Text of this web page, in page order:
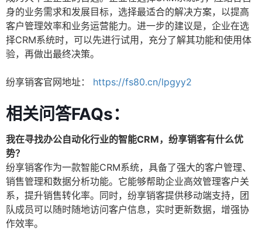
身的业务需求和发展目标，选择最适合的解决方案，以提高
客户管理效率和业务运营能力。进一步的建议是，企业在选
择CRM系统时，可以先进行试用，充分了解其功能和使用体
验，再做出最终决策。
纷享销客官网地址： https://fs80.cn/lpgyy2
相关问答FAQs：
我在寻找办公自动化行业的智能CRM，纷享销客有什么优
势？
纷享销客作为一款智能CRM系统，具备了强大的客户管理、
销售管理和数据分析功能。它能够帮助企业高效管理客户关
系，提升销售转化率。同时，纷享销客提供移动端支持，团
队成员可以随时随地访问客户信息，实时更新数据，增强协
作效率。